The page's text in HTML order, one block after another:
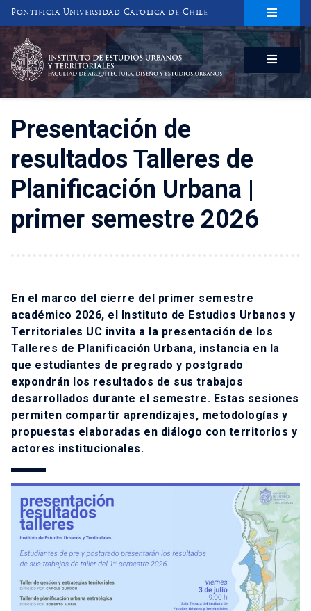
Pontificia Universidad Católica de Chile
INSTITUTO DE ESTUDIOS URBANOS
Y TERRITORIALES
FACULTAD DE ARQUITECTURA, DISEÑO Y ESTUDIOS URBANOS
Presentación de
resultados Talleres de
Planificación Urbana |
primer semestre 2026
En el marco del cierre del primer semestre
académico 2026, el Instituto de Estudios Urbanos y
Territoriales UC invita a la presentación de los
Talleres de Planificación Urbana, instancia en la
que estudiantes de pregrado y postgrado
expondrán los resultados de sus trabajos
desarrollados durante el semestre. Estas sesiones
permiten compartir aprendizajes, metodologías y
propuestas elaboradas en diálogo con territorios y
actores institucionales.